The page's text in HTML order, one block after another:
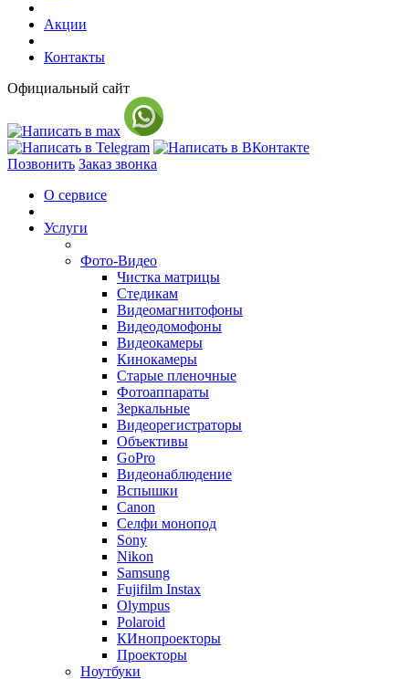
Акции
Контакты
Официальный сайт
Позвонить Заказ звонка
О сервисе
Услуги
Фото-Видео
Чистка матрицы
Стедикам
Видеомагнитофоны
Видеодомофоны
Видеокамеры
Кинокамеры
Старые пленочные
Фотоаппараты
Зеркальные
Видеорегистраторы
Объективы
GoPro
Видеонаблюдение
Вспышки
Canon
Селфи монопод
Sony
Nikon
Samsung
Fujifilm Instax
Olympus
Polaroid
КИнопроекторы
Проекторы
Ноутбуки